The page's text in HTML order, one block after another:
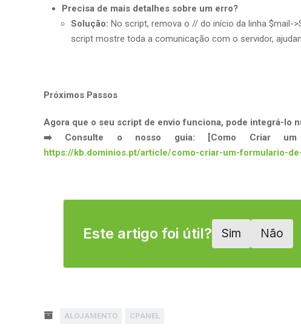
Precisa de mais detalhes sobre um erro?
Solução: No script, remova o // do início da linha $mail-
script mostre toda a comunicação com o servidor,
Próximos Passos
Agora que o seu script de envio funciona, pode integrá-lo
➡️ Consulte o nosso guia: [Como Criar um
https://kb.dominios.pt/article/como-criar-um-formulario-
Este artigo foi útil? Sim Não
ALOJAMENTO CPANEL